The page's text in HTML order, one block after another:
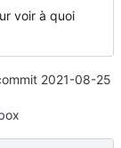
voir à quoi
2021-08-25